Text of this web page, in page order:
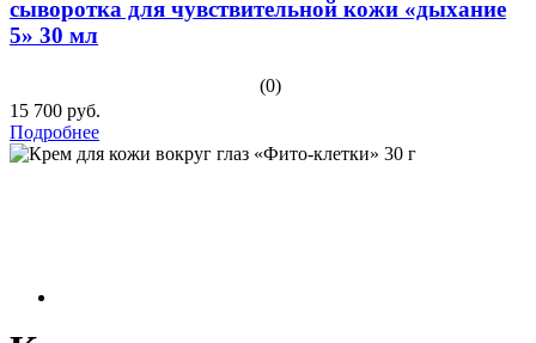
сыворотка для чувствительной кожи «дыхание
5» 30 мл
(0)
15 700 руб.
Подробнее